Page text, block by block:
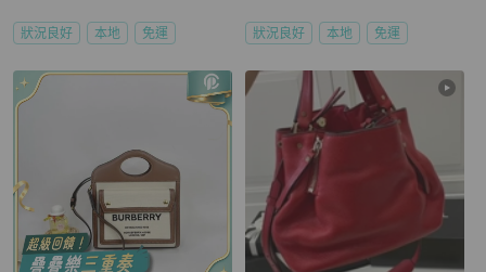
狀況良好 本地 免運 狀況良好 本地 免運